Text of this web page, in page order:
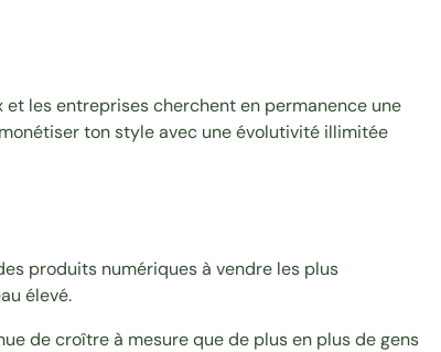
les entreprises cherchent en permanence une
ton style avec une évolutivité illimitée
produits numériques à vendre les plus
élevé.
de croître à mesure que de plus en plus de gens